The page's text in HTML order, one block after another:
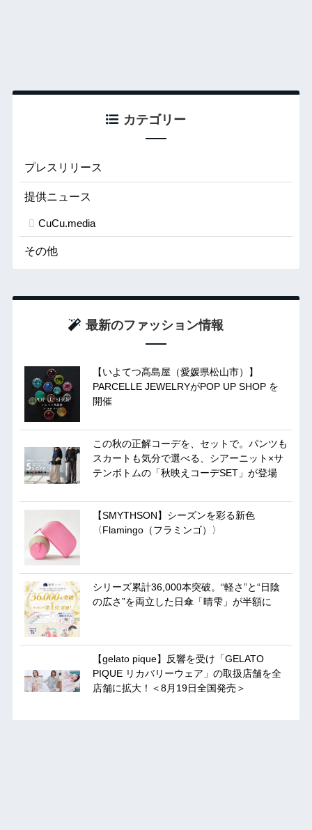
カテゴリー
プレスリリース
提供ニュース
CuCu.media
その他
最新のファッション情報
【いよてつ髙島屋（愛媛県松山市）】
PARCELLE JEWELRYがPOP UP SHOP を
開催
この秋の正解コーデを、セットで。パンツも
スカートも気分で選べる、シアーニット×サ
テンボトムの「秋映えコーデSET」が登場
【SMYTHSON】シーズンを彩る新色
〈Flamingo（フラミンゴ）〉
シリーズ累計36,000本突破。“軽さ”と“日陰
の広さ”を両立した日傘「晴雫」が半額に
【gelato pique】反響を受け「GELATO
PIQUE リカバリーウェア」の取扱店舗を全
店舗に拡大！＜8月19日全国発売＞